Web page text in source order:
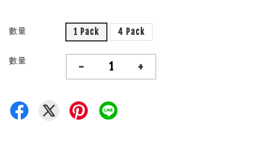
數量 1 Pack 4 Pack
數量 - +